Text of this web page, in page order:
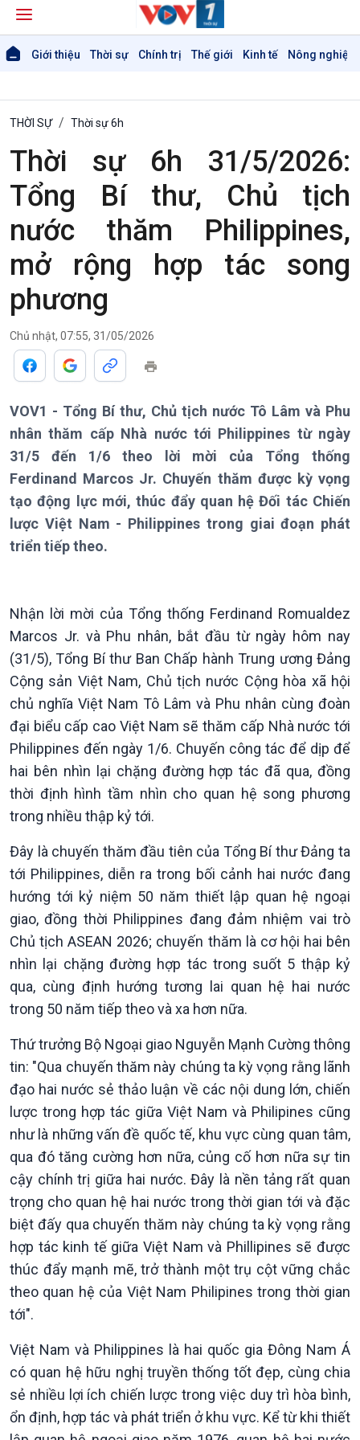
Giới thiệu Thời sự Chính trị Thế giới Kinh tế Nông nghiệp
Giới thiệu
Thời sự
Thời sự 6h
Thời sự 12h
Thời sự 18h
Thời sự 21h30
Chính trị
Tin Chính trị
Chính phủ với người dân
Quốc hội với cử tri
Xây dựng đảng
Đảng trong cuộc sống
Nhận diện sự thật
Pháp luật và đời sống
Thế giới
Tin thế giới
Vấn đề quốc tế
Hồ sơ sự kiện quốc tế
Thế giới & Việt Nam
Biên cương - Một dải vững
bền
Kinh tế
Tin Kinh tế
Trước giờ mở cửa
Dòng chảy Kinh tế
Sức sống hàng Việt
Nông nghiệp & Biển đảo
Tin Nông nghiệp & Biển
đảo
Mùa vàng
Biển đảo Việt Nam
THỜI SỰ Thời sự 6h
Thời sự 6h 31/5/2026:
Tổng Bí thư, Chủ tịch
nước thăm Philippines,
mở rộng hợp tác song
phương
Chủ nhật, 07:55, 31/05/2026
VOV1 - Tổng Bí thư, Chủ tịch nước Tô Lâm và Phu
nhân thăm cấp Nhà nước tới Philippines từ ngày
31/5 đến 1/6 theo lời mời của Tổng thống
Ferdinand Marcos Jr. Chuyến thăm được kỳ vọng
tạo động lực mới, thúc đẩy quan hệ Đối tác Chiến
lược Việt Nam - Philippines trong giai đoạn phát
triển tiếp theo.
Nhận lời mời của Tổng thống Ferdinand Romualdez
Marcos Jr. và Phu nhân, bắt đầu từ ngày hôm nay
(31/5), Tổng Bí thư Ban Chấp hành Trung ương Đảng
Cộng sản Việt Nam, Chủ tịch nước Cộng hòa xã hội
chủ nghĩa Việt Nam Tô Lâm và Phu nhân cùng đoàn
đại biểu cấp cao Việt Nam sẽ thăm cấp Nhà nước tới
Philippines đến ngày 1/6. Chuyến công tác để dịp để
hai bên nhìn lại chặng đường hợp tác đã qua, đồng
thời định hình tầm nhìn cho quan hệ song phương
trong nhiều thập kỷ tới.
Đây là chuyến thăm đầu tiên của Tổng Bí thư Đảng ta
tới Philippines, diễn ra trong bối cảnh hai nước đang
hướng tới kỷ niệm 50 năm thiết lập quan hệ ngoại
giao, đồng thời Philippines đang đảm nhiệm vai trò
Chủ tịch ASEAN 2026; chuyến thăm là cơ hội hai bên
nhìn lại chặng đường hợp tác trong suốt 5 thập kỷ
qua, cùng định hướng tương lai quan hệ hai nước
trong 50 năm tiếp theo và xa hơn nữa.
Thứ trưởng Bộ Ngoại giao Nguyễn Mạnh Cường thông
tin: "Qua chuyến thăm này chúng ta kỳ vọng rằng lãnh
đạo hai nước sẻ thảo luận về các nội dung lớn, chiến
lược trong hợp tác giữa Việt Nam và Philipines cũng
như là những vấn đề quốc tế, khu vực cùng quan tâm,
qua đó tăng cường hơn nữa, củng cố hơn nữa sự tin
cậy chính trị giữa hai nước. Đây là nền tảng rất quan
trọng cho quan hệ hai nước trong thời gian tới và đặc
biệt đấy qua chuyến thăm này chúng ta kỳ vọng rằng
hợp tác kinh tế giữa Việt Nam và Phillipines sẽ được
thúc đẩy mạnh mẽ, trở thành một trụ cột vững chắc
theo quan hệ của Việt Nam Philipines trong thời gian
tới".
Việt Nam và Philippines là hai quốc gia Đông Nam Á
có quan hệ hữu nghị truyền thống tốt đẹp, cùng chia
sẻ nhiều lợi ích chiến lược trong việc duy trì hòa bình,
ổn định, hợp tác và phát triển ở khu vực. Kể từ khi thiết